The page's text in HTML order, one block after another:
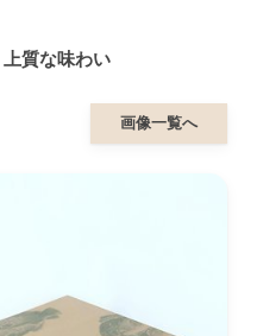
質な味わい
画像一覧へ